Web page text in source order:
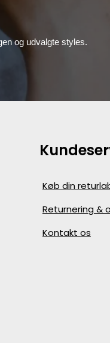
og udvalgte styles.
Køb din
Returnering &
Kontakt os